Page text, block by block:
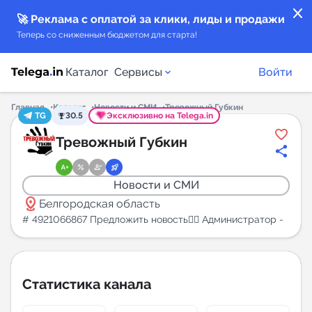
close
🚀 Реклама с оплатой за клики, лиды и продажи
Теперь со сниженным бюджетом для старта!
Каталог Сервисы
Каталог каналов
Каталог ботов
Горящие предложения
Индекс читаемости каналов в Telegram
Аналитика MAX каналов
Войти
Главная Каталог Новости и СМИ
Тревожный Губкин
TG
30.5 Эксклюзивно на Telega.in
Тревожный Губкин
Новости и СМИ
distance Белгородская область
# 4921066867 Предложить новость👉🏻 Администратор -
Статистика канала